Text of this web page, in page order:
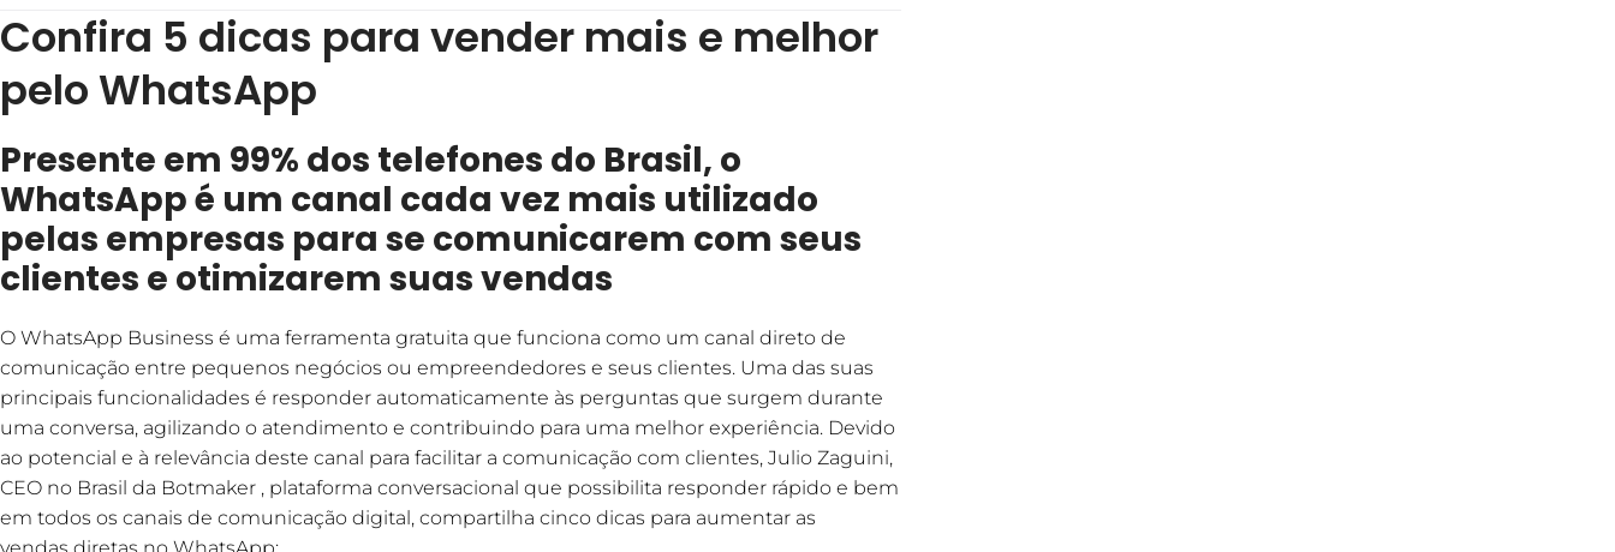
Confira 5 dicas para vender mais e melhor
pelo WhatsApp
Presente em 99% dos telefones do Brasil, o
WhatsApp é um canal cada vez mais utilizado
pelas empresas para se comunicarem com seus
clientes e otimizarem suas vendas
O WhatsApp Business é uma ferramenta gratuita que funciona como um canal direto de
comunicação entre pequenos negócios ou empreendedores e seus clientes. Uma das suas
principais funcionalidades é responder automaticamente às perguntas que surgem durante
uma conversa, agilizando o atendimento e contribuindo para uma melhor experiência. Devido
ao potencial e à relevância deste canal para facilitar a comunicação com clientes, Julio Zaguini,
CEO no Brasil da Botmaker , plataforma conversacional que possibilita responder rápido e bem
em todos os canais de comunicação digital, compartilha cinco dicas para aumentar as